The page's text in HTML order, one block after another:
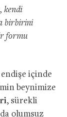
kendi
birbirini
formu
içinde
beynimize
, sürekli
olumsuz